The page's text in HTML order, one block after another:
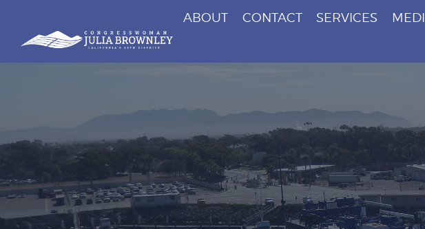
Skip To Content
Congresswoman Julia Brownley
ABOUT CONTACT SERVICES